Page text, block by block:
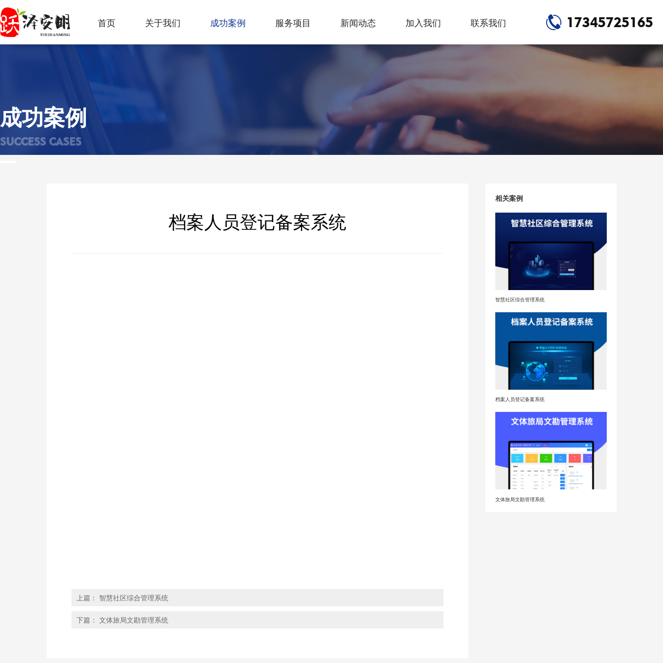
首页 关于我们 成功案例 服务项目 新闻动态 加入我们 联系我们 17345725165
成功案例
SUCCESS CASES
档案人员登记备案系统
上篇： 智慧社区综合管理系统
下篇： 文体旅局文勘管理系统
相关案例
智慧社区综合管理系统
档案人员登记备案系统
文体旅局文勘管理系统